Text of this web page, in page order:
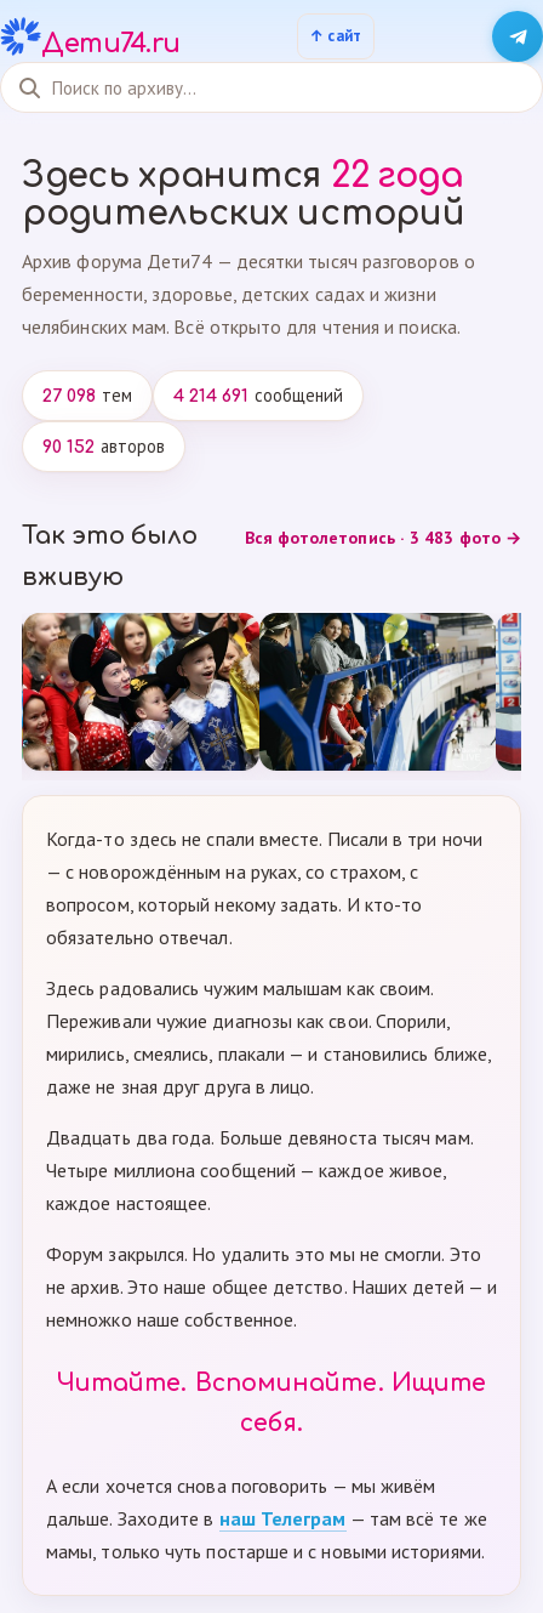
Дети74.ru
Здесь хранится 22 года
родительских историй
Архив форума Дети74 — десятки тысяч разговоров о
беременности, здоровье, детских садах и жизни
челябинских мам. Всё открыто для чтения и поиска.
27 098 тем 4 214 691 сообщений
90 152 авторов
Так это было
вживую
Вся фотолетопись · 3 483 фото →
Когда-то здесь не спали вместе. Писали в три ночи
— с новорождённым на руках, со страхом, с
вопросом, который некому задать. И кто-то
обязательно отвечал.
Здесь радовались чужим малышам как своим.
Переживали чужие диагнозы как свои. Спорили,
мирились, смеялись, плакали — и становились ближе,
даже не зная друг друга в лицо.
Двадцать два года. Больше девяноста тысяч мам.
Четыре миллиона сообщений — каждое живое,
каждое настоящее.
Форум закрылся. Но удалить это мы не смогли. Это
не архив. Это наше общее детство. Наших детей — и
немножко наше собственное.
Читайте. Вспоминайте. Ищите
себя.
А если хочется снова поговорить — мы живём
дальше. Заходите в наш Телеграм — там всё те же
мамы, только чуть постарше и с новыми историями.